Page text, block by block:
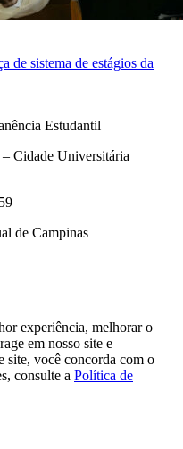
de sistema de estágios da
Estudantil
Cidade Universitária
de Campinas
experiência, melhorar o
em nosso site e
site, você concorda com o
consulte a Política de